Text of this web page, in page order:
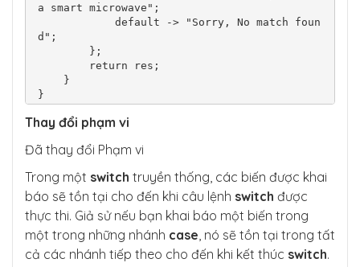
a smart microwave";
d";
Thay đổi phạm vi
Đã thay đổi Phạm vi
Trong một switch truyền thống, các biến được khai
báo sẽ tồn tại cho đến khi câu lệnh switch được
thực thi. Giả sử nếu bạn khai báo một biến trong
một trong những nhánh case, nó sẽ tồn tại trong tất
cả các nhánh tiếp theo cho đến khi kết thúc switch.